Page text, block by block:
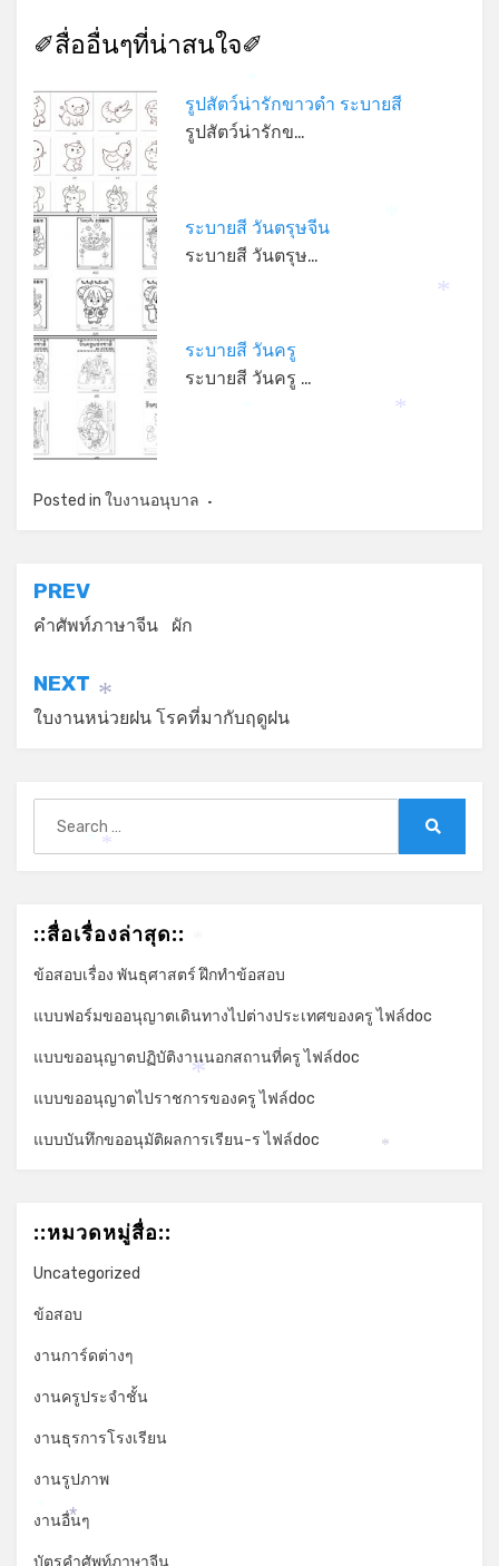
✐สื่ออื่นๆที่น่าสนใจ✐
รูปสัตว์น่ารักขาวดำ ระบายสี
รูปสัตว์น่ารักข…
ระบายสี วันตรุษจีน
ระบายสี วันตรุษ…
ระบายสี วันครู
ระบายสี วันครู …
Posted in ใบงานอนุบาล
แนะแนว
เรื่อง
PREV
คำศัพท์ภาษาจีน ผัก
NEXT
ใบงานหน่วยฝน โรคที่มากับฤดูฝน
for:
::สื่อเรื่องล่าสุด::
ข้อสอบเรื่อง พันธุศาสตร์ ฝึกทำข้อสอบ
แบบฟอร์มขออนุญาตเดินทางไปต่างประเทศของครู ไฟล์doc
แบบขออนุญาตปฏิบัติงานนอกสถานที่ครู ไฟล์doc
แบบขออนุญาตไปราชการของครู ไฟล์doc
แบบบันทึกขออนุมัติผลการเรียน-ร ไฟล์doc
::หมวดหมู่สื่อ::
Uncategorized
ข้อสอบ
งานการ์ดต่างๆ
งานครูประจำชั้น
งานธุรการโรงเรียน
งานรูปภาพ
งานอื่นๆ
*
*
*
*
*
*
*
*